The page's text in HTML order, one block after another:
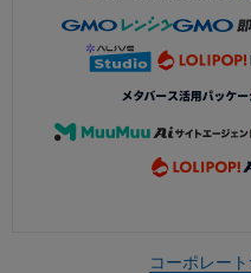
コーポレー